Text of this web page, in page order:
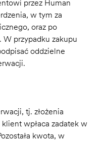
przez Human
w tym za
oraz po
przypadku zakupu
oddzielne
tj. złożenia
wpłaca zadatek w
kwota, w